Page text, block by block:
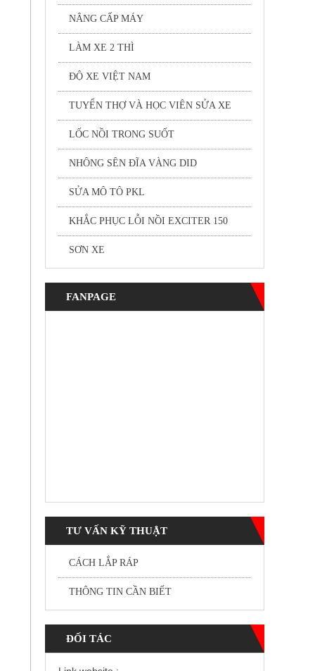
NÂNG CẤP MÁY
LÀM XE 2 THÌ
ĐỘ XE VIỆT NAM
TUYỂN THỢ VÀ HỌC VIÊN SỬA XE
LỐC NỒI TRONG SUỐT
NHÔNG SÊN ĐĨA VÀNG DID
SỬA MÔ TÔ PKL
KHẮC PHỤC LỖI NỒI EXCITER 150
SƠN XE
FANPAGE
TƯ VẤN KỸ THUẬT
CÁCH LẮP RÁP
THÔNG TIN CẦN BIẾT
ĐỐI TÁC